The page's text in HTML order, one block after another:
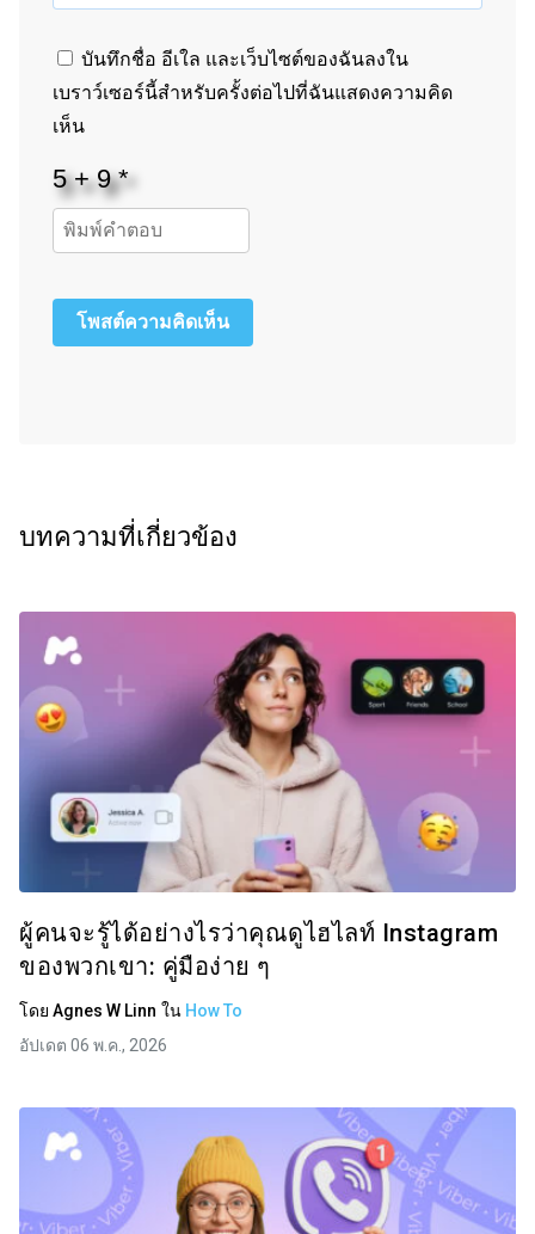
บันทึกชื่อ อีเใล และเว็บไซต์ของฉันลงใน
เบราว์เซอร์นี้สำหรับครั้งต่อไปที่ฉันแสดงความคิด
เห็น
โพสต์ความคิดเห็น
บทความที่เกี่ยวข้อง
ผู้คนจะรู้ได้อย่างไรว่าคุณดูไฮไลท์ Instagram
ของพวกเขา: คู่มือง่าย ๆ
โดย Agnes W Linn ใน How To
อัปเดต 06 พ.ค., 2026